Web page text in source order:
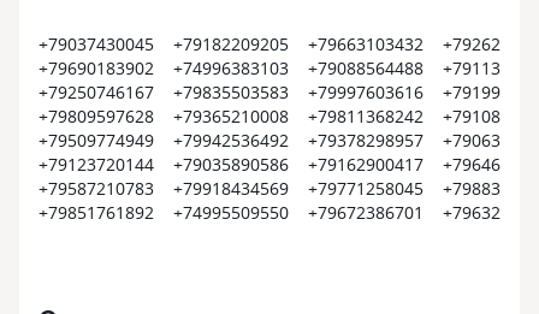
+79037430045
+79690183902
+79250746167
+79809597628
+79509774949
+79123720144
+79587210783
+79851761892
+79182209205
+74996383103
+79835503583
+79365210008
+79942536492
+79035890586
+79918434569
+74995509550
+79663103432
+79088564488
+79997603616
+79811368242
+79378298957
+79162900417
+79771258045
+79672386701